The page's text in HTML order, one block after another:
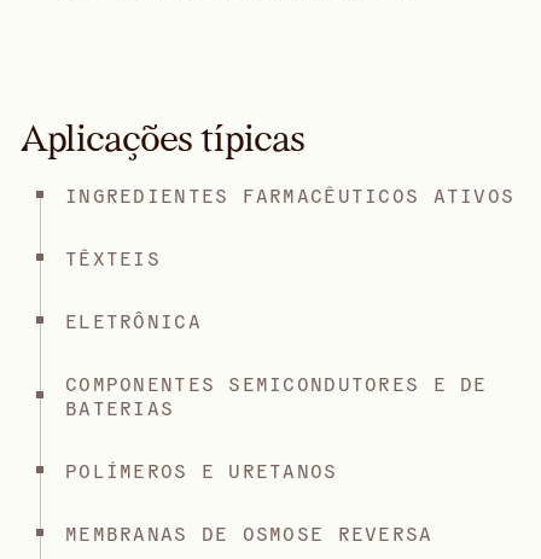
Aplicações típicas
INGREDIENTES FARMACÊUTICOS ATIVOS
TÊXTEIS
ELETRÔNICA
COMPONENTES SEMICONDUTORES E DE
BATERIAS
POLÍMEROS E URETANOS
MEMBRANAS DE OSMOSE REVERSA